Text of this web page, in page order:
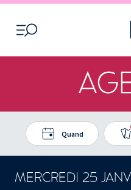
OUVRIR LE MENU
MERCREDI 25
Quand